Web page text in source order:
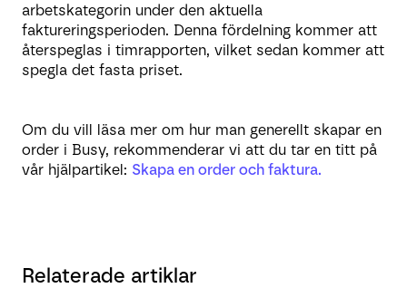
arbetskategorin under den aktuella
faktureringsperioden. Denna fördelning kommer att
återspeglas i timrapporten, vilket sedan kommer att
spegla det fasta priset.
Om du vill läsa mer om hur man generellt skapar en
order i Busy, rekommenderar vi att du tar en titt på
vår hjälpartikel: Skapa en order och faktura.
Relaterade artiklar